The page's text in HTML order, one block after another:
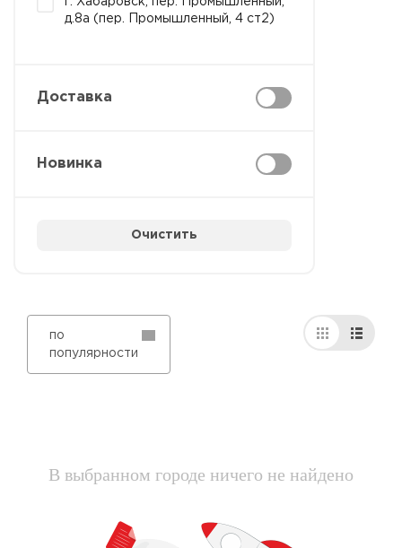
д.8а (пер. Промышленный, 4 ст2)
Доставка
Новинка
Очистить
по
популярности
В выбранном городе ничего не найдено